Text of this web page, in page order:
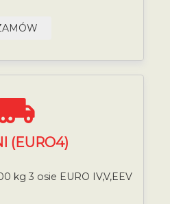
(EURO4)
kg 3 osie EURO IV,V,EEV